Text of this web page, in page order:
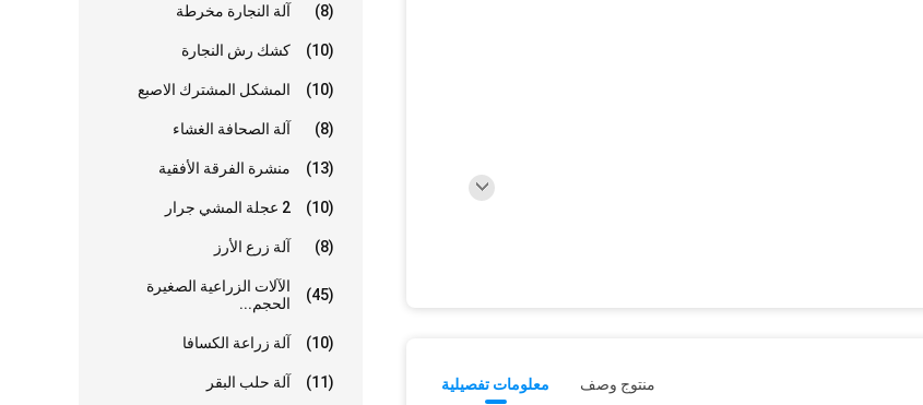
آلة النجارة مخرطة (8)
كشك رش النجارة (10)
المشكل المشترك الاصبع (10)
آلة الصحافة الغشاء (8)
منشرة الفرقة الأفقية (13)
2 عجلة المشي جرار (10)
آلة زرع الأرز (8)
الآلات الزراعية الصغيرة
الحجم...
(45)
آلة زراعة الكسافا (10)
آلة حلب البقر (11) معلومات تفصيلية منتوج وصف